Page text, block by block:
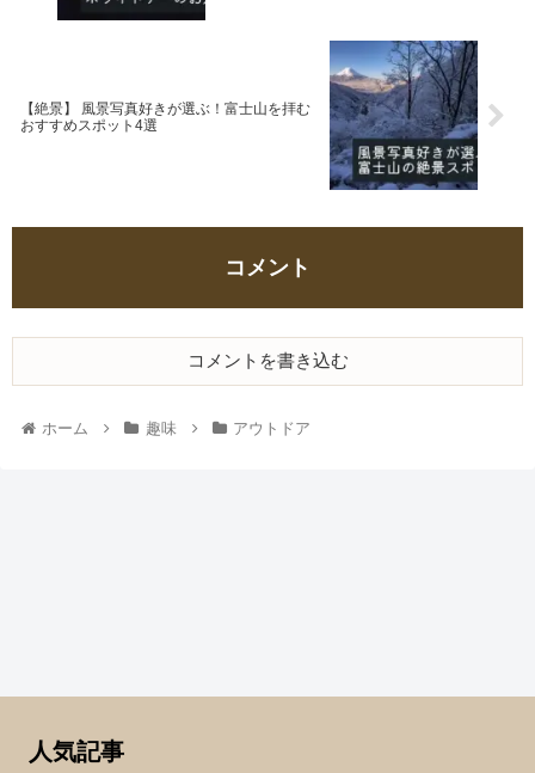
【絶景】 風景写真好きが選ぶ！富士山を拝む
おすすめスポット4選
コメント
コメントを書き込む
ホーム 趣味 アウトドア
人気記事